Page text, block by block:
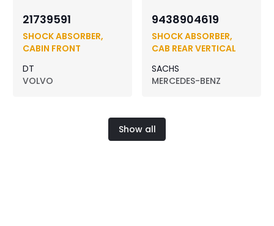
21739591
SHOCK ABSORBER,
CABIN FRONT
DT
VOLVO
9438904619
SHOCK ABSORBER,
CAB REAR VERTICAL
SACHS
MERCEDES-BENZ
Show all